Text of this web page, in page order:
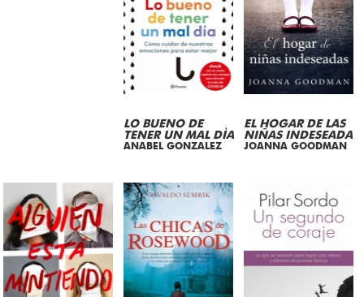
LO BUENO DE
TENER UN MAL DÌA
ANABEL GONZALEZ
EL HOGAR DE LAS
NIÑAS INDESEADA
JOANNA GOODMAN